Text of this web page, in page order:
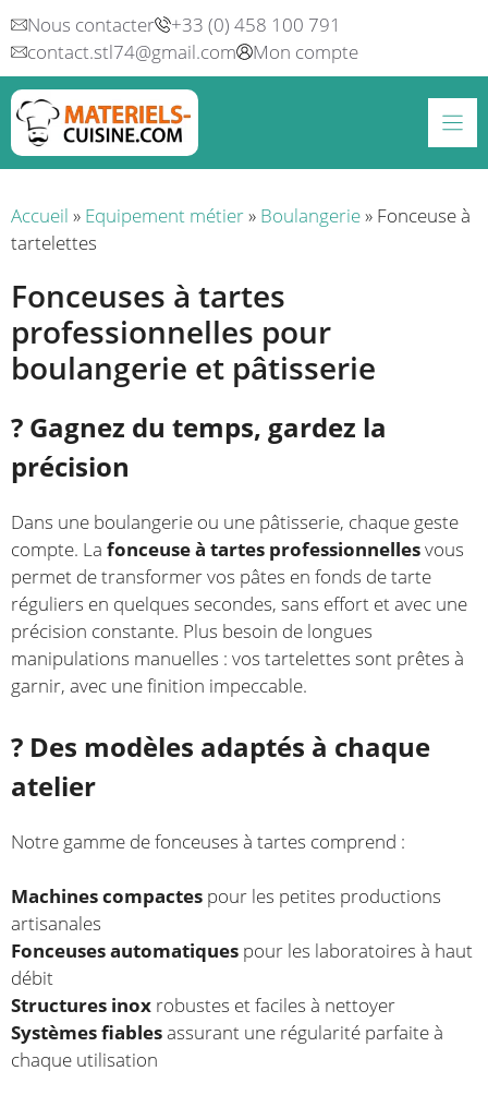
Aller
au
contenu
Nous contacter
+33 (0) 458 100 791
contact.stl74@gmail.com
Mon compte
Accueil » Equipement métier» Boulangerie» Fonceuse à
tartelettes
Fonceuses à tartes
professionnelles pour
boulangerie et pâtisserie
? Gagnez du temps, gardez la
précision
Dans une boulangerie ou une pâtisserie, chaque geste
compte. La fonceuse à tartes professionnellesvous
permet de transformer vos pâtes en fonds de tarte
réguliers en quelques secondes, sans effort et avec une
précision constante. Plus besoin de longues
manipulations manuelles : vos tartelettes sont prêtes à
garnir, avec une finition impeccable.
? Des modèles adaptés à chaque
atelier
Notre gamme de fonceuses à tartes comprend :
Machines compactes pour les petites productions
artisanales
Fonceuses automatiques pour les laboratoires à haut
débit
Structures inox robustes et faciles à nettoyer
Systèmes fiablesassurant une régularité parfaite à
chaque utilisation